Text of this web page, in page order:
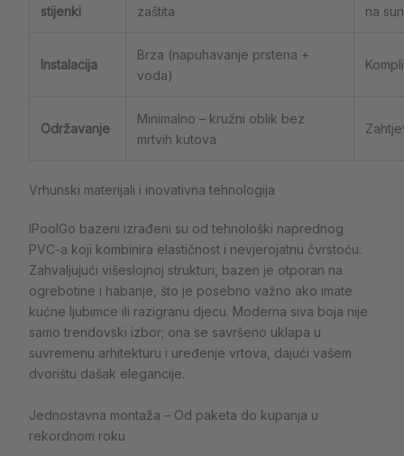
stijenki
zaštita
na
Instalacija
Brza (napuhavanje prstena +
voda)
Održavanje
Minimalno – kružni oblik bez
mrtvih kutova
Vrhunski materijali i inovativna tehnologija
IPoolGo bazeni izrađeni su od tehnološki naprednog
PVC-a koji kombinira elastičnost i nevjerojatnu čvrstoću.
Zahvaljujući višeslojnoj strukturi, bazen je otporan na
ogrebotine i habanje, što je posebno važno ako imate
kućne ljubimce ili razigranu djecu. Moderna siva boja nije
samo trendovski izbor; ona se savršeno uklapa u
suvremenu arhitekturu i uređenje vrtova, dajući vašem
dvorištu dašak elegancije.
Jednostavna montaža – Od paketa do kupanja u
rekordnom roku